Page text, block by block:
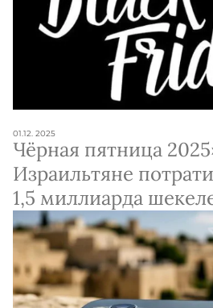
01.12. 2025
Чёрная пятница
Израильтяне
1,5 миллиарда